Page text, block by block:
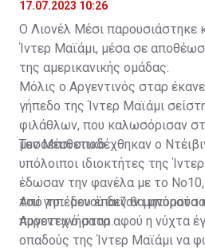
17.07.2023 10:26
Ο Λιονέλ Μέσι παρουσιάστηκε
Ίντερ Μαϊάμι, μέσα σε
της αμερικανικής ομάδας.
Μόλις ο Αργεντινός σταρ
γήπεδο της Ίντερ Μαϊάμι
φιλάθλων, που καλωσόρισαν
μεσοεπιθετικό.
Τον Μέσι υποδέχθηκαν ο
υπόλοιποι ιδιοκτήτες της
έδωσαν την φανέλα με το
του γηπέδου έπαιζαν
Αργεντινό σταρ.
Από το... μενού δεν θα
πυροτεχνήματα αφού η νύχτα
οπαδούς της Ίντερ Μαϊάμι να